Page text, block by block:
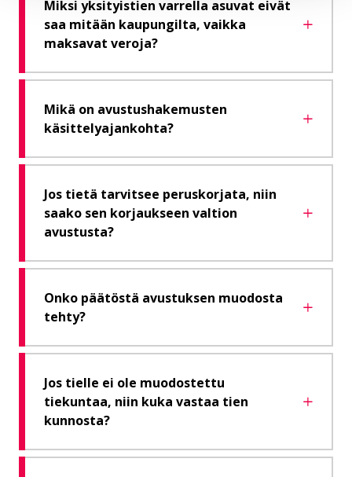
Miksi yksityistien varrella asuvat eivät
saa mitään kaupungilta, vaikka
maksavat veroja?
Mikä on avustushakemusten
käsittelyajankohta?
Jos tietä tarvitsee peruskorjata, niin
saako sen korjaukseen valtion
avustusta?
Onko päätöstä avustuksen muodosta
tehty?
Jos tielle ei ole muodostettu
tiekuntaa, niin kuka vastaa tien
kunnosta?